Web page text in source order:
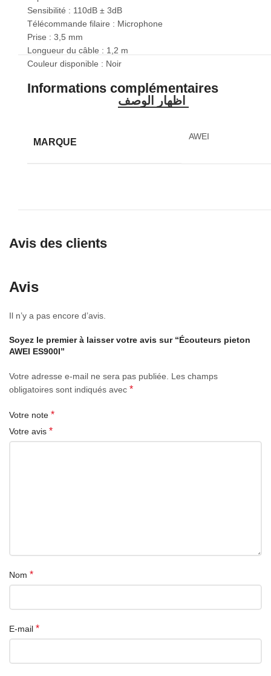
Sensibilité : 110dB ± 3dB
Télécommande filaire : Microphone
Prise : 3,5 mm
Longueur du câble : 1,2 m
Couleur disponible : Noir
Informations complémentaires
MARQUE
AWEI
Avis des clients
Avis
Il n’y a pas encore d’avis.
Soyez le premier à laisser votre avis sur “Écouteurs pieton
AWEI ES900I”
Votre adresse e-mail ne sera pas publiée.
Les champs
obligatoires sont indiqués avec *
Votre note *
Votre avis *
Nom *
E-mail *